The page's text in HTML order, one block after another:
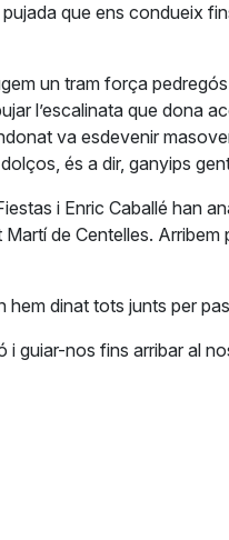
que ens condueix
un tram força
l’escalinata que dona
va esdevenir
és a dir, ganyips
i Enric Caballé han
de Centelles.
dinat tots junts per
i guiar-nos fins arribar al